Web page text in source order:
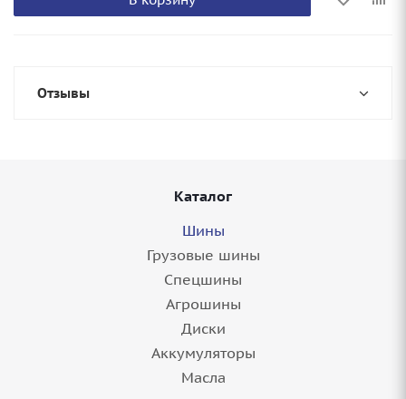
Отзывы
Каталог
Шины
Грузовые шины
Спецшины
Агрошины
Диски
Аккумуляторы
Масла